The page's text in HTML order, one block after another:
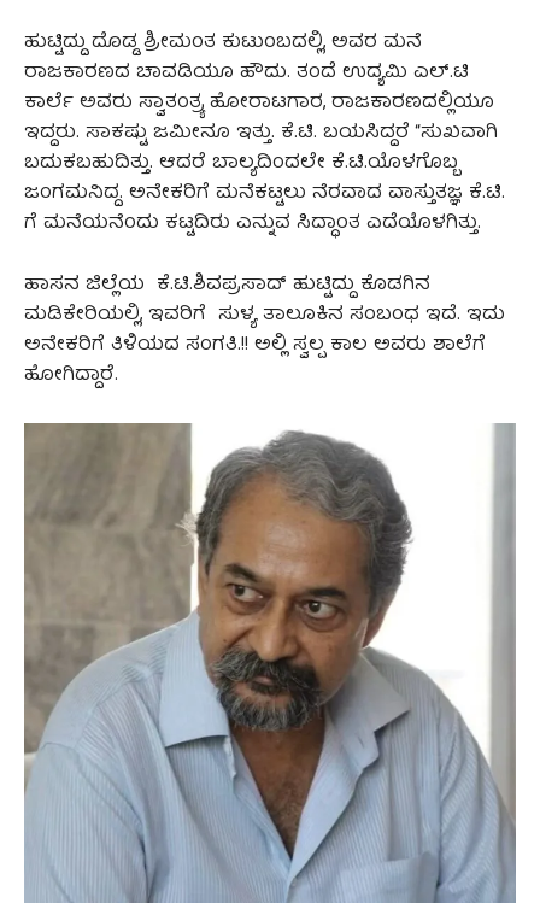
ಹುಟ್ಟಿದ್ದು ದೊಡ್ಡ ಶ್ರೀಮಂತ ಕುಟುಂಬದಲ್ಲಿ, ಅವರ ಮನೆ
ರಾಜಕಾರಣದ ಚಾವಡಿಯೂ ಹೌದು. ತಂದೆ ಉದ್ಯಮಿ ಎಲ್.ಟಿ
ಕಾರ್ಲೆ ಅವರು ಸ್ವಾತಂತ್ರ್ಯ ಹೋರಾಟಗಾರ, ರಾಜಕಾರಣದಲ್ಲಿಯೂ
ಇದ್ದರು. ಸಾಕಷ್ಟು ಜಮೀನೂ ಇತ್ತು. ಕೆ.ಟಿ. ಬಯಸಿದ್ದರೆ “ಸುಖವಾಗಿ
ಬದುಕಬಹುದಿತ್ತು. ಆದರೆ ಬಾಲ್ಯದಿಂದಲೇ ಕೆ.ಟಿ.ಯೊಳಗೊಬ್ಬ
ಜಂಗಮನಿದ್ದ. ಅನೇಕರಿಗೆ ಮನೆಕಟ್ಟಲು ನೆರವಾದ ವಾಸ್ತುತಜ್ಞ ಕೆ.ಟಿ.
ಗೆ ಮನೆಯನೆಂದು ಕಟ್ಟದಿರು ಎನ್ನುವ ಸಿದ್ಧಾಂತ ಎದೆಯೊಳಗಿತ್ತು.
ಹಾಸನ ಜಿಲ್ಲೆಯ ಕೆ.ಟಿ.ಶಿವಪ್ರಸಾದ್‌ ಹುಟ್ಟಿದ್ದು ಕೊಡಗಿನ
ಮಡಿಕೇರಿಯಲ್ಲಿ, ಇವರಿಗೆ ಸುಳ್ಯ ತಾಲೂಕಿನ ಸಂಬಂಧ ಇದೆ. ಇದು
ಅನೇಕರಿಗೆ ತಿಳಿಯದ ಸಂಗತಿ.!! ಅಲ್ಲಿ ಸ್ವಲ್ಪ ಕಾಲ ಅವರು ಶಾಲೆಗೆ
ಹೋಗಿದ್ದಾರೆ.